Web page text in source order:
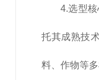
4.选型
托其成熟技
料、作物等